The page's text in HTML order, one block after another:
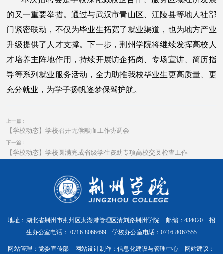
的又一重要举措。通过与武汉市青山区、江陵县等地人社部
门紧密联动，不仅为毕业生拓宽了就业渠道，也为地方产业
升级提供了人才支撑。下一步，荆州学院将继续发挥高校人
才培养主阵地作用，持续开展访企拓岗、专场宣讲、简历指
导等系列就业服务活动，全力助推我校毕业生更高质量、更
充分就业，为学子扬帆逐梦保驾护航。
上一篇：
【学校动态】学校召开无偿献血工作协调会
下一篇：
【学校动态】学校圆满完成省级学生资助专项高校交叉检查工作
地址：湖北省荆州市荆州区太湖港管理区清刘路荆州学院 邮编：434020 招
生办公室电话： 0716-8066699 学校办公室电话：0716-8067555
网站管理：党委宣传部 网站设计制作：信息化建设与管理中心 网站建议：